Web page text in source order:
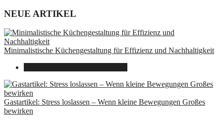
NEUE ARTIKEL
Minimalistische Küchengestaltung für Effizienz und Nachhaltigkeit
Gastartikel: Stress loslassen – Wenn kleine Bewegungen Großes
bewirken